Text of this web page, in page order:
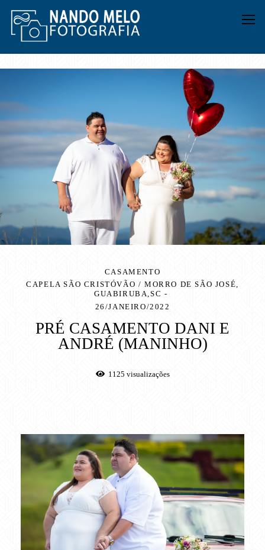
CASAMENTO
CAPELA SÃO CRISTÓVÃO / MORRO DE SÃO JOSÉ,
GUABIRUBA,SC
26/JANEIRO/2022
PRÉ CASAMENTO DANI E
ANDRÉ (MANINHO)
1125 visualizações